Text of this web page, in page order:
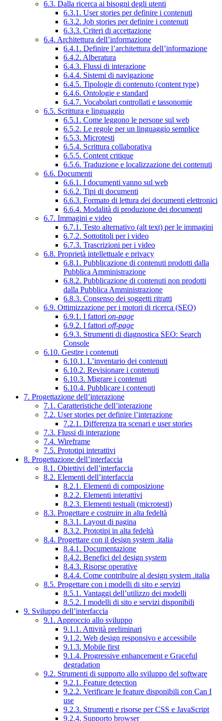
6.3. Dalla ricerca ai bisogni degli utenti
6.3.1. User stories per definire i contenuti
6.3.2. Job stories per definire i contenuti
6.3.3. Criteri di accettazione
6.4. Architettura dell’informazione
6.4.1. Definire l’architettura dell’informazione
6.4.2. Alberatura
6.4.3. Flussi di interazione
6.4.4. Sistemi di navigazione
6.4.5. Tipologie di contenuto (content type)
6.4.6. Ontologie e standard
6.4.7. Vocabolari controllati e tassonomie
6.5. Scrittura e linguaggio
6.5.1. Come leggono le persone sul web
6.5.2. Le regole per un linguaggio semplice
6.5.3. Microtesti
6.5.4. Scrittura collaborativa
6.5.5. Content critique
6.5.6. Traduzione e localizzazione dei contenuti
6.6. Documenti
6.6.1. I documenti vanno sul web
6.6.2. Tipi di documenti
6.6.3. Formato di lettura dei documenti elettronici
6.6.4. Modalità di produzione dei documenti
6.7. Immagini e video
6.7.1. Testo alternativo (alt text) per le immagini
6.7.2. Sottotitoli per i video
6.7.3. Trascrizioni per i video
6.8. Proprietà intellettuale e privacy
6.8.1. Pubblicazione di contenuti prodotti dalla
Pubblica Amministrazione
6.8.2. Pubblicazione di contenuti non prodotti
dalla Pubblica Amministrazione
6.8.3. Consenso dei soggetti ritratti
6.9. Ottimizzazione per i motori di ricerca (SEO)
6.9.1. I fattori on-page
6.9.2. I fattori off-page
6.9.3. Strumenti di diagnostica SEO: Search
Console
6.10. Gestire i contenuti
6.10.1. L’inventario dei contenuti
6.10.2. Revisionare i contenuti
6.10.3. Migrare i contenuti
6.10.4. Pubblicare i contenuti
7. Progettazione dell’interazione
7.1. Caratteristiche dell’interazione
7.2. User stories per definire l’interazione
7.2.1. Differenza tra scenari e user stories
7.3. Flussi di interazione
7.4. Wireframe
7.5. Prototipi interattivi
8. Progettazione dell’interfaccia
8.1. Obiettivi dell’interfaccia
8.2. Elementi dell’interfaccia
8.2.1. Elementi di composizione
8.2.2. Elementi interattivi
8.2.3. Elementi testuali (microtesti)
8.3. Progettare e costruire in alta fedeltà
8.3.1. Layout di pagina
8.3.2. Prototipi in alta fedeltà
8.4. Progettare con il design system .italia
8.4.1. Documentazione
8.4.2. Benefici del design system
8.4.3. Risorse operative
8.4.4. Come contribuire al design system .italia
8.5. Progettare con i modelli di sito e servizi
8.5.1. Vantaggi dell’utilizzo dei modelli
8.5.2. I modelli di sito e servizi disponibili
9. Sviluppo dell’interfaccia
9.1. Approccio allo sviluppo
9.1.1. Attività preliminari
9.1.2. Web design responsivo e accessibile
9.1.3. Mobile first
9.1.4. Progressive enhancement e Graceful
degradation
9.2. Strumenti di supporto allo sviluppo del software
9.2.1. Feature detection
9.2.2. Verificare le feature disponibili con Can I
use
9.2.3. Strumenti e risorse per CSS e JavaScript
9.2.4. Supporto browser